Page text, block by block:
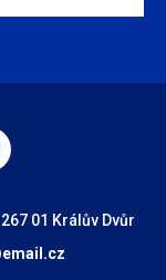
01 Králův Dvůr